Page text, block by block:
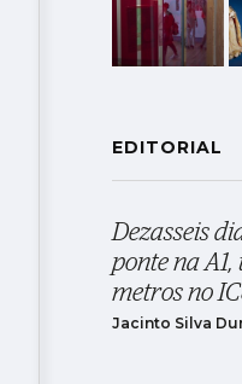
EDITORIAL
Dezasseis
ponte na
metros no
Jacinto Silva